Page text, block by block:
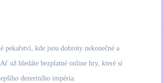
pekařství, kde jsou dobroty nekonečné a
už hledáte bezplatné online hry, které si
dezertního impéria.